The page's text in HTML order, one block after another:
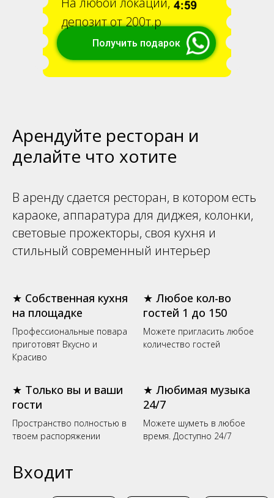
Получить подарок
депозит от 200т.р
Арендуйте ресторан и
делайте что хотите
В аренду сдается ресторан, в котором есть
караоке, аппаратура для диджея, колонки,
световые прожекторы, своя кухня и
стильный современный интерьер
★ Собственная кухня
на площадке
Профессиональные повара
приготовят Вкусно и
Красиво
★ Любое кол-во
гостей 1 до 150
Можете пригласить любое
количество гостей
★ Только вы и ваши
гости
Пространство полностью в
твоем распоряжении
★ Любимая музыка
24/7
Можете шуметь в любое
время. Доступно 24/7
Входит